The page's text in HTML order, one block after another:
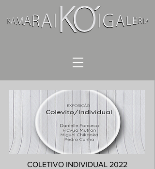
COLETIVO INDIVIDUAL 2022